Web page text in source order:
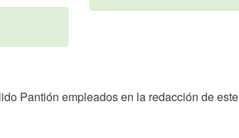
Pantión empleados en la redacción de este